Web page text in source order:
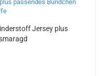
Jersey plus